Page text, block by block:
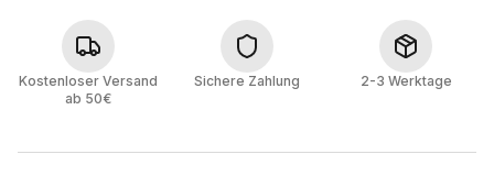
Kostenloser Versand
ab 50€
Sichere Zahlung 2-3 Werktage